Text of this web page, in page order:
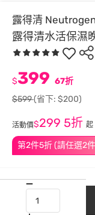
露得清
露得清水活保濕
第2件5折 (請任選2
$399 67折
$599(省下: $200)
活動價$299 5折 起